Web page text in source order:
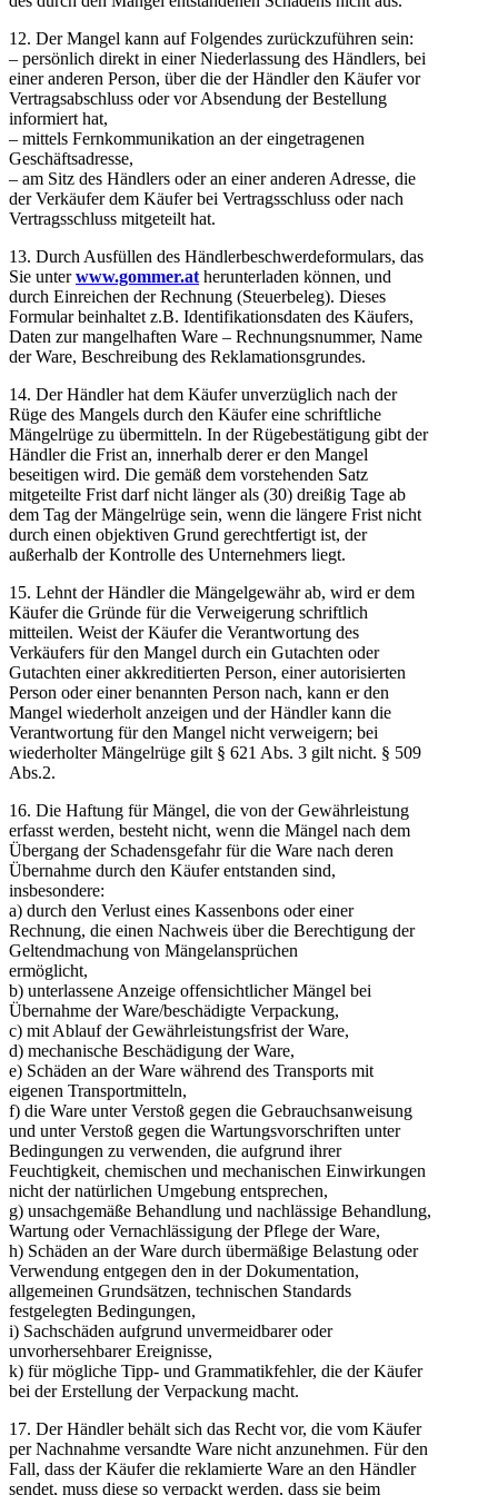
12. Der Mangel kann auf Folgendes zurückzuführen sein:
– persönlich direkt in einer Niederlassung des Händlers, bei
einer anderen Person, über die der Händler den Käufer vor
Vertragsabschluss oder vor Absendung der Bestellung
informiert hat,
– mittels Fernkommunikation an der eingetragenen
Geschäftsadresse,
– am Sitz des Händlers oder an einer anderen Adresse, die
der Verkäufer dem Käufer bei Vertragsschluss oder nach
Vertragsschluss mitgeteilt hat.
13. Durch Ausfüllen des Händlerbeschwerdeformulars, das
Sie unterwww.gommer.at herunterladen können, und
durch Einreichen der Rechnung (Steuerbeleg). Dieses
Formular beinhaltet z.B. Identifikationsdaten des Käufers,
Daten zur mangelhaften Ware – Rechnungsnummer, Name
der Ware, Beschreibung des Reklamationsgrundes.
14. Der Händler hat dem Käufer unverzüglich nach der
Rüge des Mangels durch den Käufer eine schriftliche
Mängelrüge zu übermitteln. In der Rügebestätigung gibt der
Händler die Frist an, innerhalb derer er den Mangel
beseitigen wird. Die gemäß dem vorstehenden Satz
mitgeteilte Frist darf nicht länger als (30) dreißig Tage ab
dem Tag der Mängelrüge sein, wenn die längere Frist nicht
durch einen objektiven Grund gerechtfertigt ist, der
außerhalb der Kontrolle des Unternehmers liegt.
15. Lehnt der Händler die Mängelgewähr ab, wird er dem
Käufer die Gründe für die Verweigerung schriftlich
mitteilen. Weist der Käufer die Verantwortung des
Verkäufers für den Mangel durch ein Gutachten oder
Gutachten einer akkreditierten Person, einer autorisierten
Person oder einer benannten Person nach, kann er den
Mangel wiederholt anzeigen und der Händler kann die
Verantwortung für den Mangel nicht verweigern; bei
wiederholter Mängelrüge gilt § 621 Abs. 3 gilt nicht. § 509
Abs.2.
16. Die Haftung für Mängel, die von der Gewährleistung
erfasst werden, besteht nicht, wenn die Mängel nach dem
Übergang der Schadensgefahr für die Ware nach deren
Übernahme durch den Käufer entstanden sind,
insbesondere:
a) durch den Verlust eines Kassenbons oder einer
Rechnung, die einen Nachweis über die Berechtigung der
Geltendmachung von Mängelansprüchen
ermöglicht,
b) unterlassene Anzeige offensichtlicher Mängel bei
Übernahme der Ware/beschädigte Verpackung,
c) mit Ablauf der Gewährleistungsfrist der Ware,
d) mechanische Beschädigung der Ware,
e) Schäden an der Ware während des Transports mit
eigenen Transportmitteln,
f) die Ware unter Verstoß gegen die Gebrauchsanweisung
und unter Verstoß gegen die Wartungsvorschriften unter
Bedingungen zu verwenden, die aufgrund ihrer
Feuchtigkeit, chemischen und mechanischen Einwirkungen
nicht der natürlichen Umgebung entsprechen,
g) unsachgemäße Behandlung und nachlässige Behandlung,
Wartung oder Vernachlässigung der Pflege der Ware,
h) Schäden an der Ware durch übermäßige Belastung oder
Verwendung entgegen den in der Dokumentation,
allgemeinen Grundsätzen, technischen Standards
festgelegten Bedingungen,
i) Sachschäden aufgrund unvermeidbarer oder
unvorhersehbarer Ereignisse,
k) für mögliche Tipp- und Grammatikfehler, die der Käufer
bei der Erstellung der Verpackung macht.
17. Der Händler behält sich das Recht vor, die vom Käufer
per Nachnahme versandte Ware nicht anzunehmen. Für den
Fall, dass der Käufer die reklamierte Ware an den Händler
sendet, muss diese so verpackt werden, dass sie beim